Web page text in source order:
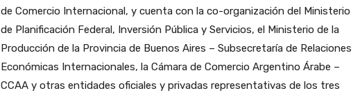
de Comercio Internacional, y cuenta con la co-organización del Ministerio
de Planificación Federal, Inversión Pública y Servicios, el Ministerio de la
Producción de la Provincia de Buenos Aires – Subsecretaría de Relaciones
Económicas Internacionales, la Cámara de Comercio Argentino Árabe –
CCAA y otras entidades oficiales y privadas representativas de los tres